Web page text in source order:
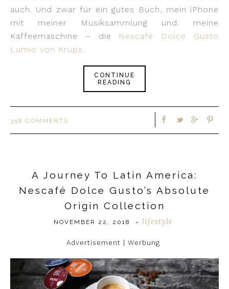
auch. Und zwar für ein gutes Buch, mein iPhone
mit meiner Musiksammlung und: meine
Kaffeemaschine – die Nescafé Dolce Gusto
Lumio von Krups
CONTINUE
READING
358 COMMENTS
A Journey To Latin America:
Nescafé Dolce Gusto’s Absolute
Origin Collection
NOVEMBER 22, 2018 ~ lifestyle
Advertisement | Werbung